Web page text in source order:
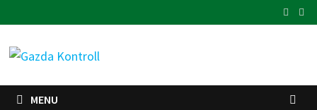
to
content
MENU